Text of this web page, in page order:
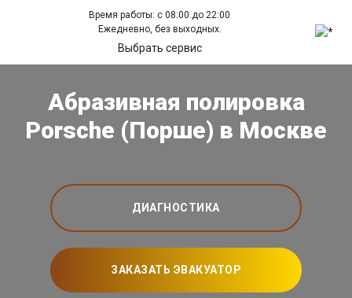
Время работы: с 08:00 до 22:00
Ежедневно, без выходных.
Выбрать сервис
Абразивная полировка
Porsche (Порше) в Москве
ДИАГНОСТИКА
ЗАКАЗАТЬ ЭВАКУАТОР